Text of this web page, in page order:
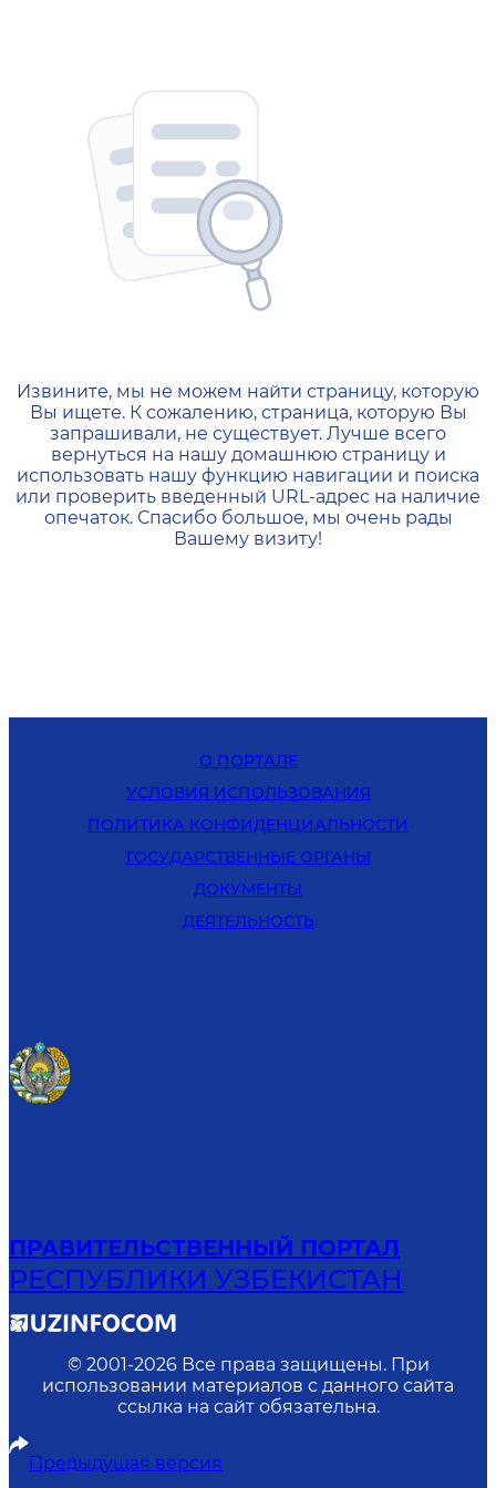
404 — Страница не
Извините, мы не можем найти страницу, которую
Вы ищете. К сожалению, страница, которую Вы
запрашивали, не существует. Лучше всего
вернуться на нашу домашнюю страницу и
использовать нашу функцию навигации и поиска
или проверить введенный URL-адрес на наличие
опечаток. Спасибо большое, мы очень рады
Вашему визиту!
О ПОРТАЛЕ
УСЛОВИЯ ИСПОЛЬЗОВАНИЯ
ПОЛИТИКА КОНФИДЕНЦИАЛЬНОСТИ
ГОСУДАРСТВЕННЫЕ ОРГАНЫ
ДОКУМЕНТЫ
ДЕЯТЕЛЬНОСТЬ
ПРАВИТЕЛЬСТВЕННЫЙ ПОРТАЛ
РЕСПУБЛИКИ УЗБЕКИСТАН
© 2001-2026 Все права защищены. При
использовании материалов с данного сайта
ссылка на сайт обязательна.
Предыдущая версия